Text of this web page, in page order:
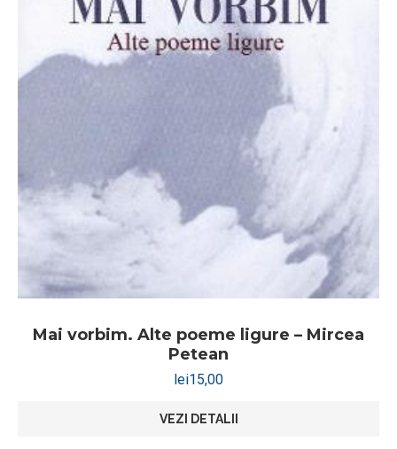
Mai vorbim. Alte poeme ligure – Mircea
Petean
lei15,00
VEZI DETALII